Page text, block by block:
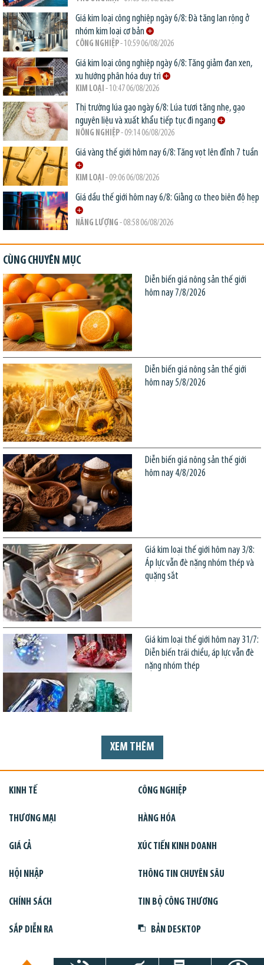
Giá kim loại công nghiệp ngày 6/8: Đà tăng lan rộng ở
nhóm kim loại cơ bản
CÔNG NGHIỆP- 10:59 06/08/2026
Giá kim loại công nghiệp ngày 6/8: Tăng giảm đan xen,
xu hướng phân hóa duy trì
KIM LOẠI - 10:47 06/08/2026
Thị trường lúa gạo ngày 6/8: Lúa tươi tăng nhẹ, gạo
nguyên liệu và xuất khẩu tiếp tục đi ngang
NÔNG NGHIỆP- 09:14 06/08/2026
Giá vàng thế giới hôm nay 6/8: Tăng vọt lên đỉnh 7 tuần
KIM LOẠI - 09:06 06/08/2026
Giá dầu thế giới hôm nay 6/8: Giằng co theo biên độ hẹp
NĂNG LƯỢNG - 08:58 06/08/2026
CÙNG CHUYÊN MỤC
Diễn biến giá nông sản thế giới
hôm nay 7/8/2026
Diễn biến giá nông sản thế giới
hôm nay 5/8/2026
Diễn biến giá nông sản thế giới
hôm nay 4/8/2026
Giá kim loại thế giới hôm nay 3/8:
Áp lực vẫn đè nặng nhóm thép và
quặng sắt
Giá kim loại thế giới hôm nay 31/7:
Diễn biến trái chiều, áp lực vẫn đè
nặng nhóm thép
XEM THÊM
KINH TẾ CÔNG NGHIỆP
THƯƠNG MẠI HÀNG HÓA
GIÁ CẢ XÚC TIẾN KINH DOANH
HỘI NHẬP THÔNG TIN CHUYÊN SÂU
CHÍNH SÁCH TIN BỘ CÔNG THƯƠNG
SẮP DIỄN RA BẢN DESKTOP